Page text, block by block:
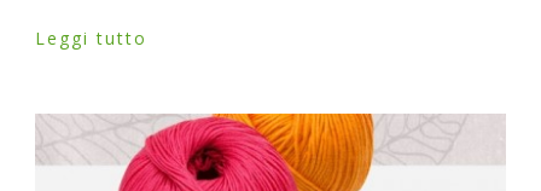
Leggi tutto